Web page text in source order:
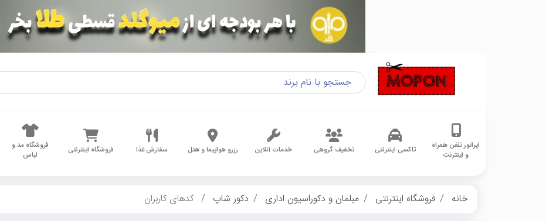
اپراتور تلفن همراه
و اینترنت
تاکسی اینترنتی تخفیف گروهی خدمات آنلاین رزرو هواپیما و هتل سفارش غذا فروشگاه اینترنتی
فروشگاه مد و
لباس
خانه فروشگاه اینترنتی مبلمان و دکوراسیون اداری دکور شاپ کدهای کاربران